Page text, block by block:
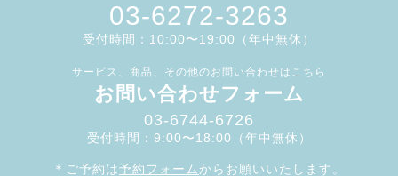
03-6272-3263
受付時間：10:00〜19:00（年中無休）
サービス、商品、その他のお問い合わせはこちら
お問い合わせフォーム
03-6744-6726
受付時間：9:00〜18:00（年中無休）
＊ご予約は予約フォーム からお願いいたします。